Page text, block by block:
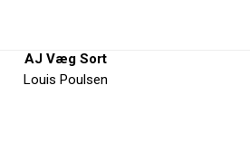
AJ Væg Sort
Louis Poulsen